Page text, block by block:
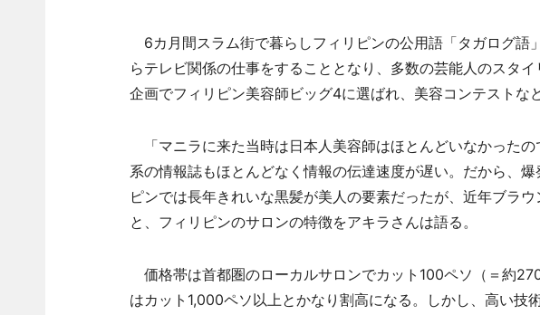
6カ月間スラム街で暮らしフィリピンの公用語「タガログ語
らテレビ関係の仕事をすることとなり、多数の芸能人のスタ
企画でフィリピン美容師ビッグ4に選ばれ、美容コンテストな
「マニラに来た当時は日本人美容師はほとんどいなかった
系の情報誌もほとんどなく情報の伝達速度が遅い。だから、
ピンでは長年きれいな黒髪が美人の要素だったが、近年ブラ
と、フィリピンのサロンの特徴をアキラさんは語る。
価格帯は首都圏のローカルサロンでカット100ペソ（＝約
はカット1,000ペソ以上とかなり割高になる。しかし、高い技